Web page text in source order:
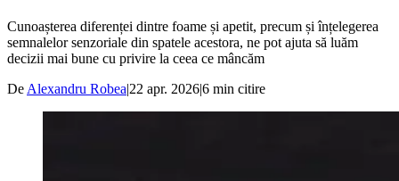
Cunoașterea diferenței dintre foame și apetit, precum și înțelegerea
semnalelor senzoriale din spatele acestora, ne pot ajuta să luăm
decizii mai bune cu privire la ceea ce mâncăm
De Alexandru Robea|22 apr. 2026|6 min citire